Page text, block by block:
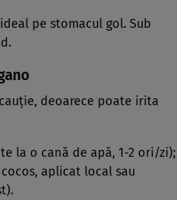
pe stomacul gol. Sub
deoarece poate irita
la o cană de apă, 1-2 ori/zi);
aplicat local sau